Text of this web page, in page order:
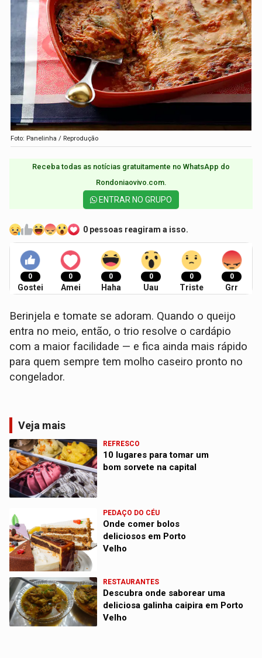
Foto: Panelinha / Reprodução
Receba todas as notícias gratuitamente no WhatsApp do
Rondoniaovivo.com.​
ENTRAR NO GRUPO
0 pessoas reagiram a isso.
0
Gostei
0
Amei
0
Haha
0
Uau
0
Triste
0
Grr
Berinjela e tomate se adoram. Quando o queijo
entra no meio, então, o trio resolve o cardápio
com a maior facilidade — e fica ainda mais rápido
para quem sempre tem molho caseiro pronto no
congelador.
Veja mais
REFRESCO
10 lugares para tomar um
bom sorvete na capital
PEDAÇO DO CÉU
Onde comer bolos
deliciosos em Porto
Velho
RESTAURANTES
Descubra onde saborear uma
deliciosa galinha caipira em Porto
Velho